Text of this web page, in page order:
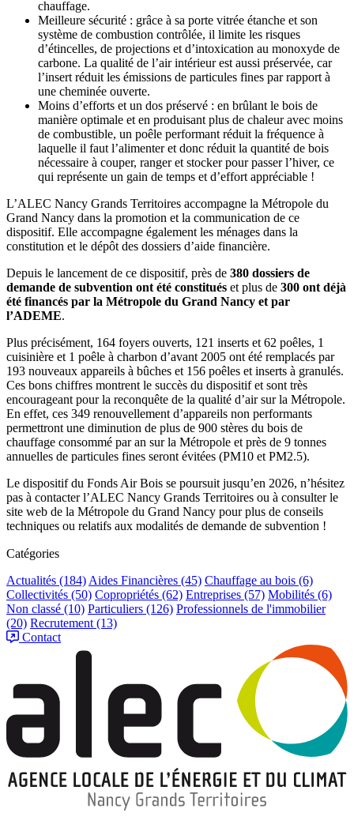
chauffage.
Meilleure sécurité : grâce à sa porte vitrée étanche et son
système de combustion contrôlée, il limite les risques
d’étincelles, de projections et d’intoxication au monoxyde de
carbone. La qualité de l’air intérieur est aussi préservée, car
l’insert réduit les émissions de particules fines par rapport à
une cheminée ouverte.
Moins d’efforts et un dos préservé : en brûlant le bois de
manière optimale et en produisant plus de chaleur avec moins
de combustible, un poêle performant réduit la fréquence à
laquelle il faut l’alimenter et donc réduit la quantité de bois
nécessaire à couper, ranger et stocker pour passer l’hiver, ce
qui représente un gain de temps et d’effort appréciable !
L’ALEC Nancy Grands Territoires accompagne la Métropole du
Grand Nancy dans la promotion et la communication de ce
dispositif. Elle accompagne également les ménages dans la
constitution et le dépôt des dossiers d’aide financière.
Depuis le lancement de ce dispositif, près de 380 dossiers de
demande de subvention ont été constitués et plus de 300 ont déjà
été financés par la Métropole du Grand Nancy et par
l’ADEME.
Plus précisément, 164 foyers ouverts, 121 inserts et 62 poêles, 1
cuisinière et 1 poêle à charbon d’avant 2005 ont été remplacés par
193 nouveaux appareils à bûches et 156 poêles et inserts à granulés.
Ces bons chiffres montrent le succès du dispositif et sont très
encourageant pour la reconquête de la qualité d’air sur la Métropole.
En effet, ces 349 renouvellement d’appareils non performants
permettront une diminution de plus de 900 stères du bois de
chauffage consommé par an sur la Métropole et près de 9 tonnes
annuelles de particules fines seront évitées (PM10 et PM2.5).
Le dispositif du Fonds Air Bois se poursuit jusqu’en 2026, n’hésitez
pas à contacter l’ALEC Nancy Grands Territoires ou à consulter le
site web de la Métropole du Grand Nancy pour plus de conseils
techniques ou relatifs aux modalités de demande de subvention !
Catégories
Actualités (184)Aides Financières (45) Chauffage au bois (6)
Collectivités (50) Copropriétés (62) Entreprises (57) Mobilités (6)
Non classé (10) Particuliers (126) Professionnels de l'immobilier
(20) Recrutement(13)
Contact